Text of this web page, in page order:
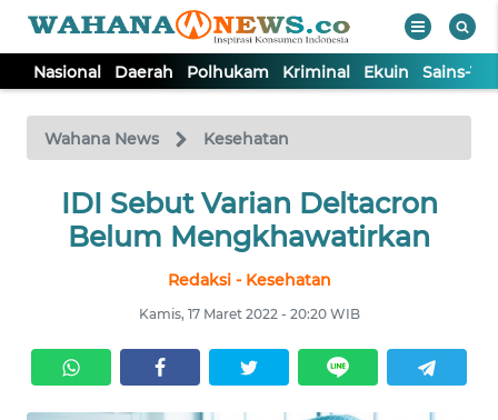
Nasional Daerah Polhukam Kriminal Ekuin Sains-
Wahana News Kesehatan
IDI Sebut Varian Deltacron
Belum Mengkhawatirkan
Redaksi - Kesehatan
Kamis, 17 Maret 2022 - 20:20 WIB
TV
Tutup
NASIONAL
KRIMINAL